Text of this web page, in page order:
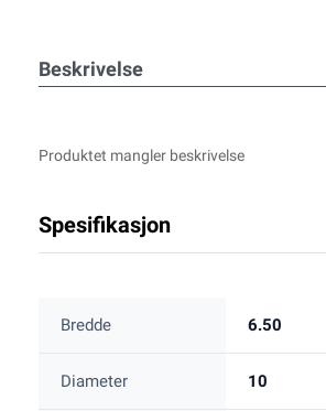
Beskrivelse
Produktet mangler beskrivelse
Spesifikasjon
Bredde 6.50
Diameter 10